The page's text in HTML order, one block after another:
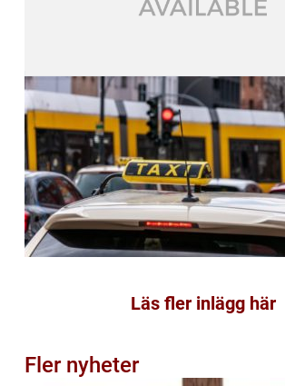
Läs fler inlägg här
Fler nyheter